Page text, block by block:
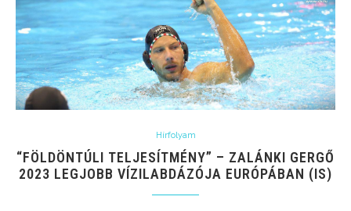
Hírfolyam
“FÖLDÖNTÚLI TELJESÍTMÉNY” – ZALÁNKI GERGŐ
2023 LEGJOBB VÍZILABDÁZÓJA EURÓPÁBAN (IS)